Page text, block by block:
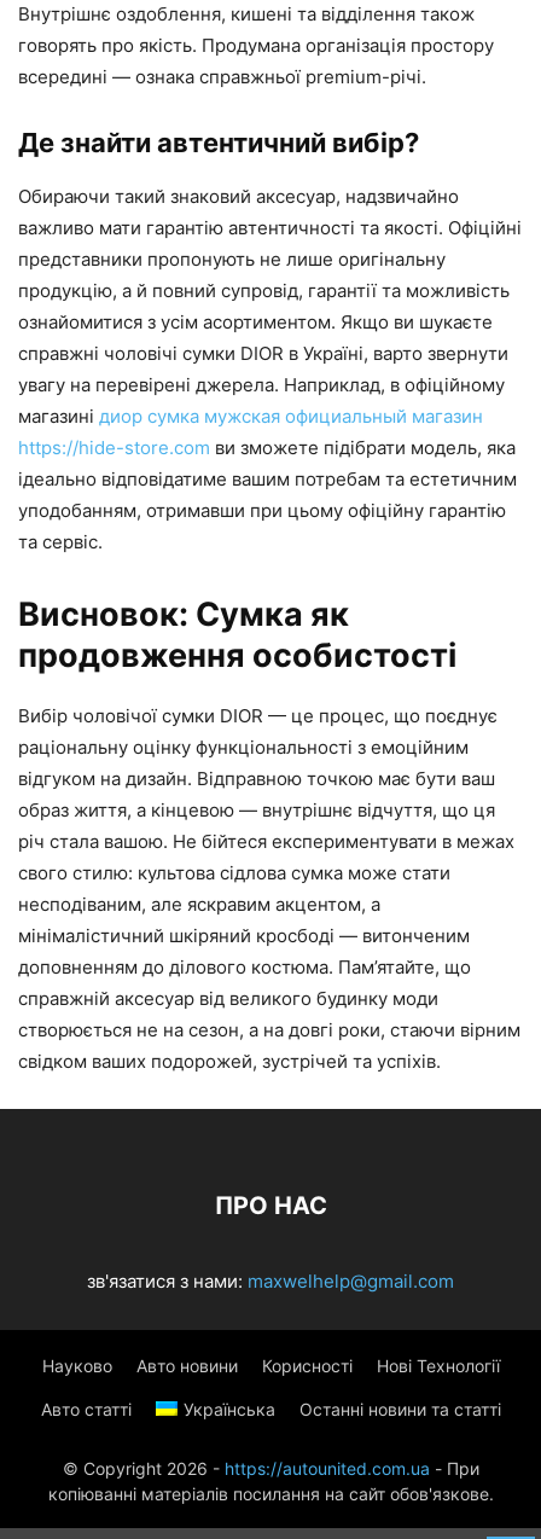
Внутрішнє оздоблення, кишені та відділення також
говорять про якість. Продумана організація простору
всередині — ознака справжньої premium-річі.
Де знайти автентичний вибір?
Обираючи такий знаковий аксесуар, надзвичайно
важливо мати гарантію автентичності та якості. Офіційні
представники пропонують не лише оригінальну
продукцію, а й повний супровід, гарантії та можливість
ознайомитися з усім асортиментом. Якщо ви шукаєте
справжні чоловічі сумки DIOR в Україні, варто звернути
увагу на перевірені джерела. Наприклад, в офіційному
магазині диор сумка мужская официальный магазин
https://hide-store.com ви зможете підібрати модель, яка
ідеально відповідатиме вашим потребам та естетичним
уподобанням, отримавши при цьому офіційну гарантію
та сервіс.
Висновок: Сумка як
продовження особистості
Вибір чоловічої сумки DIOR — це процес, що поєднує
раціональну оцінку функціональності з емоційним
відгуком на дизайн. Відправною точкою має бути ваш
образ життя, а кінцевою — внутрішнє відчуття, що ця
річ стала вашою. Не бійтеся експериментувати в межах
свого стилю: культова сідлова сумка може стати
несподіваним, але яскравим акцентом, а
мінімалістичний шкіряний кросбоді — витонченим
доповненням до ділового костюма. Пам’ятайте, що
справжній аксесуар від великого будинку моди
створюється не на сезон, а на довгі роки, стаючи вірним
свідком ваших подорожей, зустрічей та успіхів.
ПРО НАС
зв'язатися з нами: maxwelhelp@gmail.com
Науково Авто новини Корисності Нові Технології
Авто статті Українська Останні новини та статті
© Copyright 2026 - https://autounited.com.ua - При
копіюванні матеріалів посилання на сайт обов'язкове.